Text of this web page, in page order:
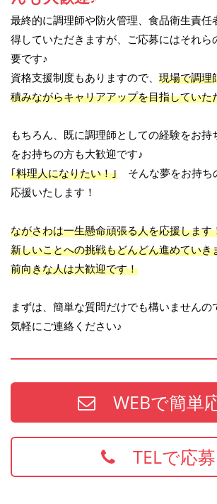
最終的に調理師や防火管理、食品衛生責任
得していただきますが、ご応募にはそれら
要です♪
資格支援制度もありますので、 現場で調理
積みながらキャリアアップを目指してい
もちろん、既に調理師としての経験をお持
をお持ちの方も大歓迎です♪
｢料理人になりたい！｣ そんな夢をお持ち
応援いたします！
ながさわは一生懸命頑張る人を応援します
新しいことへの挑戦もどんどん進めていき
前向きな人は大歓迎です！
まずは、簡単な質問だけでも構いませんの
気軽にご連絡ください♪
WEBで簡単
TELで応募